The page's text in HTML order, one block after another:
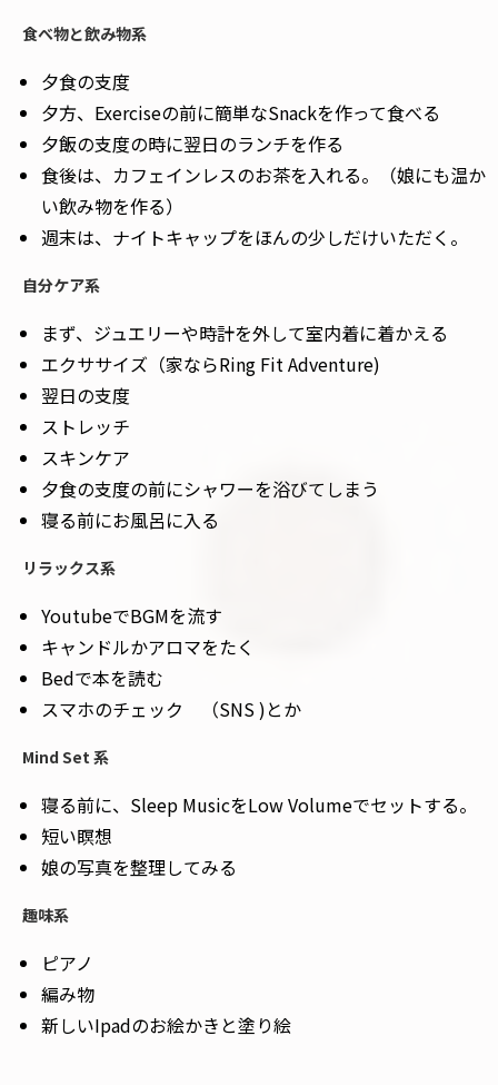
食べ物と飲み物系
夕食の支度
夕方、Exerciseの前に簡単なSnackを作って食べる
夕飯の支度の時に翌日のランチを作る
食後は、カフェインレスのお茶を入れる。（娘にも温か
い飲み物を作る）
週末は、ナイトキャップをほんの少しだけいただく。
自分ケア系
まず、ジュエリーや時計を外して室内着に着かえる
エクササイズ（家ならRing Fit Adventure)
翌日の支度
ストレッチ
スキンケア
夕食の支度の前にシャワーを浴びてしまう
寝る前にお風呂に入る
リラックス系
YoutubeでBGMを流す
キャンドルかアロマをたく
Bedで本を読む
スマホのチェック （SNS )とか
Mind Set 系
寝る前に、Sleep MusicをLow Volumeでセットする。
短い瞑想
娘の写真を整理してみる
趣味系
ピアノ
編み物
新しいIpadのお絵かきと塗り絵